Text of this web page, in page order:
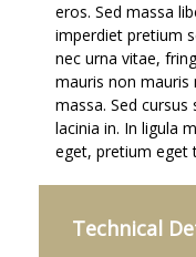
eros. Sed massa
imperdiet pretium
nec urna vitae,
mauris non
massa. Sed
lacinia in. In ligula
eget, pretium eget
Technical